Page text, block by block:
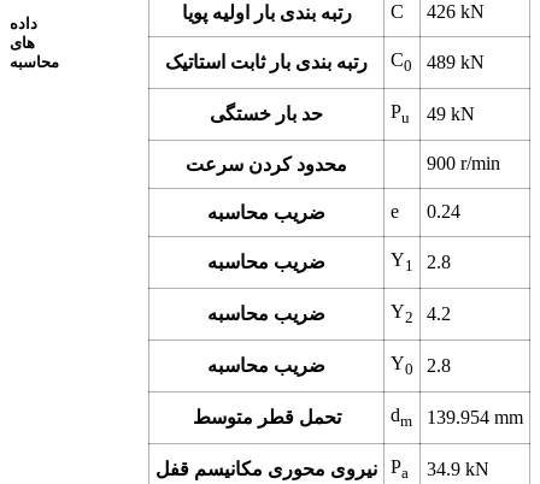
داده
های
محاسبه
رتبه بندی بار اولیه پویا C 426 kN
رتبه بندی بار ثابت استاتیک C0 489 kN
حد بار خستگی Pu 49 kN
محدود کردن سرعت 900 r/min
ضریب محاسبه e 0.24
ضریب محاسبه Y1 2.8
ضریب محاسبه Y2 4.2
ضریب محاسبه Y0 2.8
تحمل قطر متوسط dm 139.954 mm
نیروی محوری مکانیسم قفل Pa 34.9 kN